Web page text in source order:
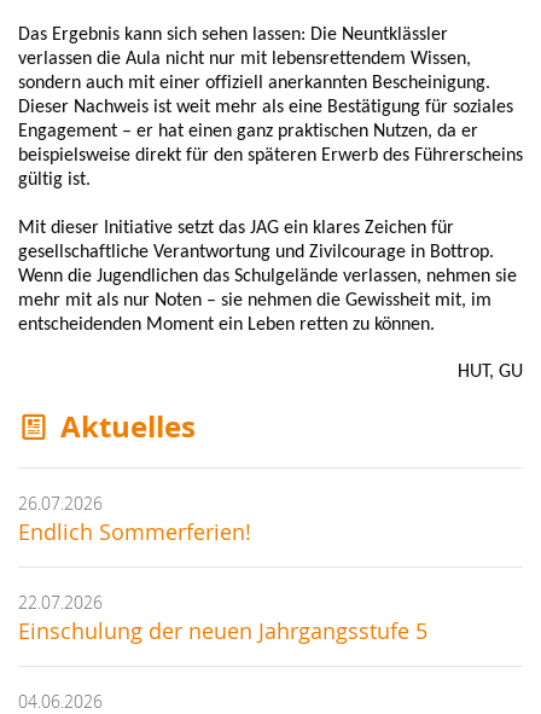
Das Ergebnis kann sich sehen lassen: Die Neuntklässler
verlassen die Aula nicht nur mit lebensrettendem Wissen,
sondern auch mit einer offiziell anerkannten Bescheinigung.
Dieser Nachweis ist weit mehr als eine Bestätigung für soziales
Engagement – er hat einen ganz praktischen Nutzen, da er
beispielsweise direkt für den späteren Erwerb des Führerscheins
gültig ist.
Mit dieser Initiative setzt das JAG ein klares Zeichen für
gesellschaftliche Verantwortung und Zivilcourage in Bottrop.
Wenn die Jugendlichen das Schulgelände verlassen, nehmen sie
mehr mit als nur Noten – sie nehmen die Gewissheit mit, im
entscheidenden Moment ein Leben retten zu können.
HUT, GU
Aktuelles
26.07.2026
Endlich Sommerferien!
22.07.2026
Einschulung der neuen Jahrgangsstufe 5
04.06.2026